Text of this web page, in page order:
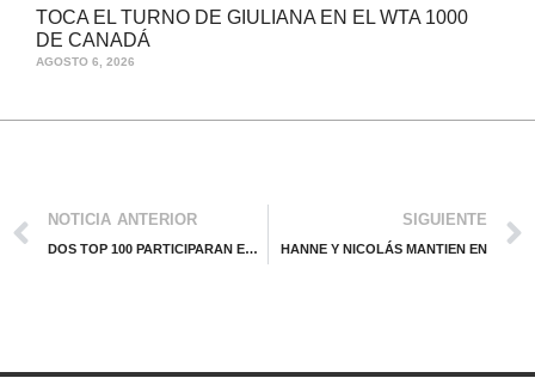
TOCA EL TURNO DE GIULIANA EN EL WTA 1000
DE CANADÁ
AGOSTO 6, 2026
NOTICIA ANTERIOR
DOS TOP 100 PARTICIPARAN EN EL MORELIA OPEN, ATP 125
SIGUIENTE
HANNE Y NICOLÁS MANTIEN EN